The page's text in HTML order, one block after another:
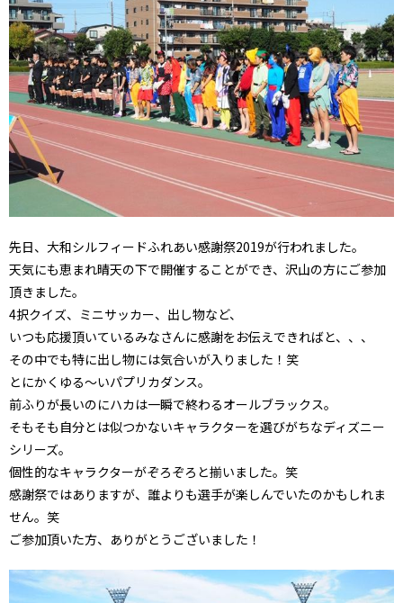
先日、大和シルフィードふれあい感謝祭2019が行われました。
天気にも恵まれ晴天の下で開催することができ、沢山の方にご参加
頂きました。
4択クイズ、ミニサッカー、出し物など、
いつも応援頂いているみなさんに感謝をお伝えできればと、、、
その中でも特に出し物には気合いが入りました！笑
とにかくゆる～いパプリカダンス。
前ふりが長いのにハカは一瞬で終わるオールブラックス。
そもそも自分とは似つかないキャラクターを選びがちなディズニー
シリーズ。
個性的なキャラクターがぞろぞろと揃いました。笑
感謝祭ではありますが、誰よりも選手が楽しんでいたのかもしれま
せん。笑
ご参加頂いた方、ありがとうございました！